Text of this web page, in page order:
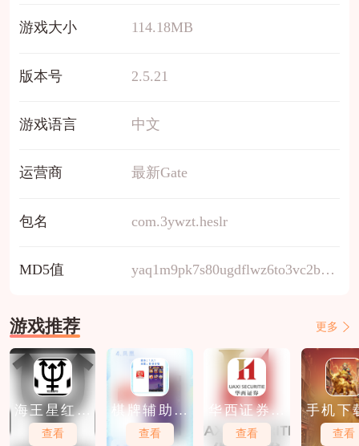
游戏大小 114.18MB
版本号 2.5.21
游戏语言 中文
运营商 最新Gate
包名 com.3ywzt.heslr
MD5值 yaq1m9pk7s80ugdflwz6to3vc2bnr5hi
游戏推荐 更多
海王星红包
软件下载
查看
棋牌辅助软
件免费下载
查看
华西证券软
件免费下载
查看
手机下
股软件
查看